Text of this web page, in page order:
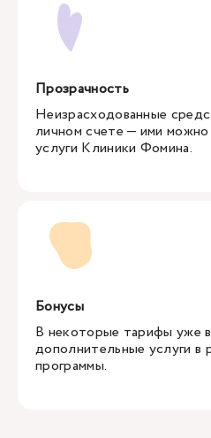
Прозрачность
Неизрасходованные
личном счете — ими
услуги Клиники Фомина.
Бонусы
В некоторые тарифы уже
дополнительные услуги в
программы.